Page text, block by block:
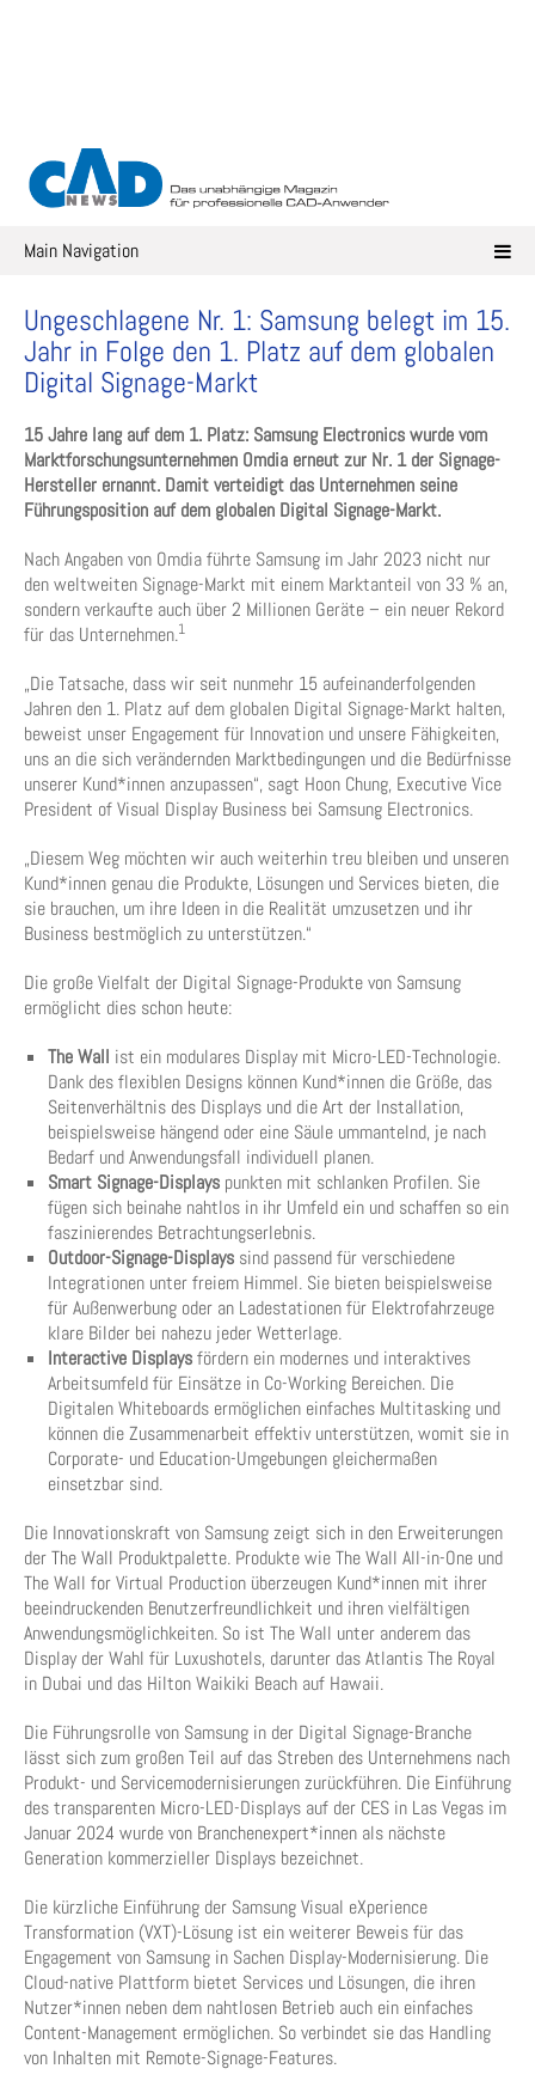
Main Navigation
Ungeschlagene Nr. 1: Samsung belegt im 15.
Jahr in Folge den 1. Platz auf dem globalen
Digital Signage-Markt
15 Jahre lang auf dem 1. Platz: Samsung Electronics wurde vom
Marktforschungsunternehmen Omdia erneut zur Nr. 1 der Signage-
Hersteller ernannt. Damit verteidigt das Unternehmen seine
Führungsposition auf dem globalen Digital Signage-Markt.
Nach Angaben von Omdia führte Samsung im Jahr 2023 nicht nur
den weltweiten Signage-Markt mit einem Marktanteil von 33 % an,
sondern verkaufte auch über 2 Millionen Geräte – ein neuer Rekord
für das Unternehmen.1
„Die Tatsache, dass wir seit nunmehr 15 aufeinanderfolgenden
Jahren den 1. Platz auf dem globalen Digital Signage-Markt halten,
beweist unser Engagement für Innovation und unsere Fähigkeiten,
uns an die sich verändernden Marktbedingungen und die Bedürfnisse
unserer Kund*innen anzupassen“, sagt Hoon Chung, Executive Vice
President of Visual Display Business bei Samsung Electronics.
„Diesem Weg möchten wir auch weiterhin treu bleiben und unseren
Kund*innen genau die Produkte, Lösungen und Services bieten, die
sie brauchen, um ihre Ideen in die Realität umzusetzen und ihr
Business bestmöglich zu unterstützen.“
Die große Vielfalt der Digital Signage-Produkte von Samsung
ermöglicht dies schon heute:
The Wall ist ein modulares Display mit Micro-LED-Technologie.
Dank des flexiblen Designs können Kund*innen die Größe, das
Seitenverhältnis des Displays und die Art der Installation,
beispielsweise hängend oder eine Säule ummantelnd, je nach
Bedarf und Anwendungsfall individuell planen.
Smart Signage-Displays punkten mit schlanken Profilen. Sie
fügen sich beinahe nahtlos in ihr Umfeld ein und schaffen so ein
faszinierendes Betrachtungserlebnis.
Outdoor-Signage-Displays sind passend für verschiedene
Integrationen unter freiem Himmel. Sie bieten beispielsweise
für Außenwerbung oder an Ladestationen für Elektrofahrzeuge
klare Bilder bei nahezu jeder Wetterlage.
Interactive Displaysfördern ein modernes und interaktives
Arbeitsumfeld für Einsätze in Co-Working Bereichen. Die
Digitalen Whiteboards ermöglichen einfaches Multitasking und
können die Zusammenarbeit effektiv unterstützen, womit sie in
Corporate- und Education-Umgebungen gleichermaßen
einsetzbar sind.
Die Innovationskraft von Samsung zeigt sich in den Erweiterungen
der The Wall Produktpalette. Produkte wie The Wall All-in-One und
The Wall for Virtual Production überzeugen Kund*innen mit ihrer
beeindruckenden Benutzerfreundlichkeit und ihren vielfältigen
Anwendungsmöglichkeiten. So ist The Wall unter anderem das
Display der Wahl für Luxushotels, darunter das Atlantis The Royal
in Dubai und das Hilton Waikiki Beach auf Hawaii.
Die Führungsrolle von Samsung in der Digital Signage-Branche
lässt sich zum großen Teil auf das Streben des Unternehmens nach
Produkt- und Servicemodernisierungen zurückführen. Die Einführung
des transparenten Micro-LED-Displays auf der CES in Las Vegas im
Januar 2024 wurde von Branchenexpert*innen als nächste
Generation kommerzieller Displays bezeichnet.
Die kürzliche Einführung der Samsung Visual eXperience
Transformation (VXT)-Lösung ist ein weiterer Beweis für das
Engagement von Samsung in Sachen Display-Modernisierung. Die
Cloud-native Plattform bietet Services und Lösungen, die ihren
Nutzer*innen neben dem nahtlosen Betrieb auch ein einfaches
Content-Management ermöglichen. So verbindet sie das Handling
von Inhalten mit Remote-Signage-Features.